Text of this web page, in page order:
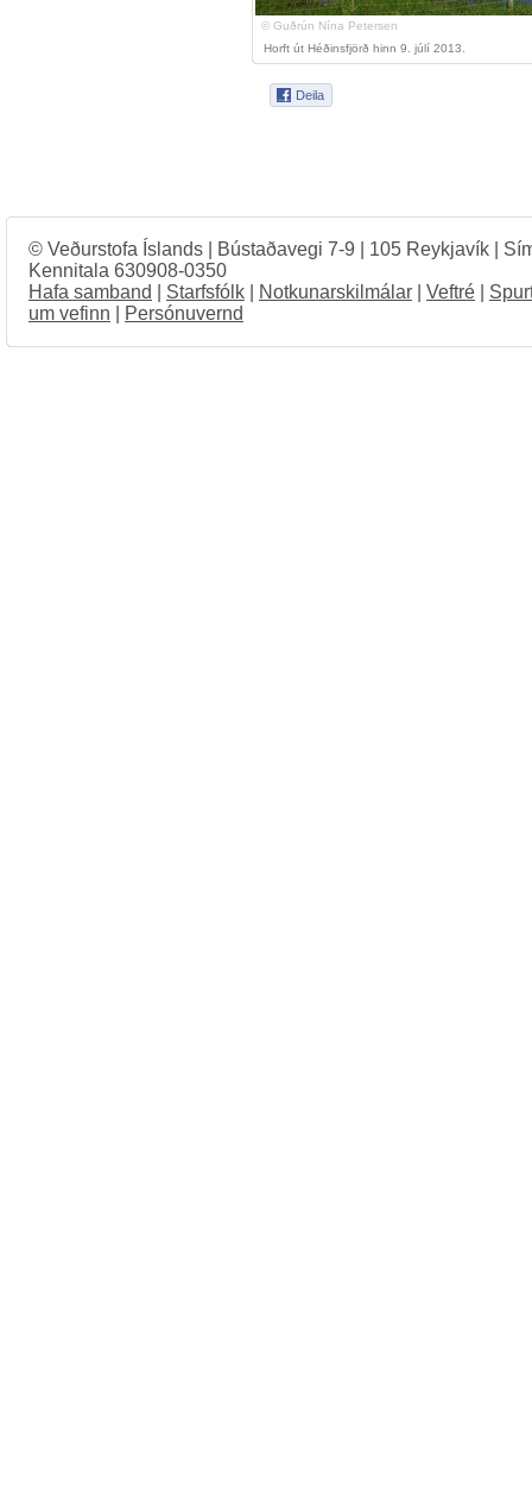
© Guðrún Nína Petersen
Horft út Héðinsfjörð hinn 9. júlí 2013.
© Veðurstofa Íslands | Bústaðavegi 7-9 | 105 Reykjavík |
Kennitala 630908-0350
Hafa samband
Starfsfólk Notkunarskilmálar Veftré
um vefinn
Persónuvernd